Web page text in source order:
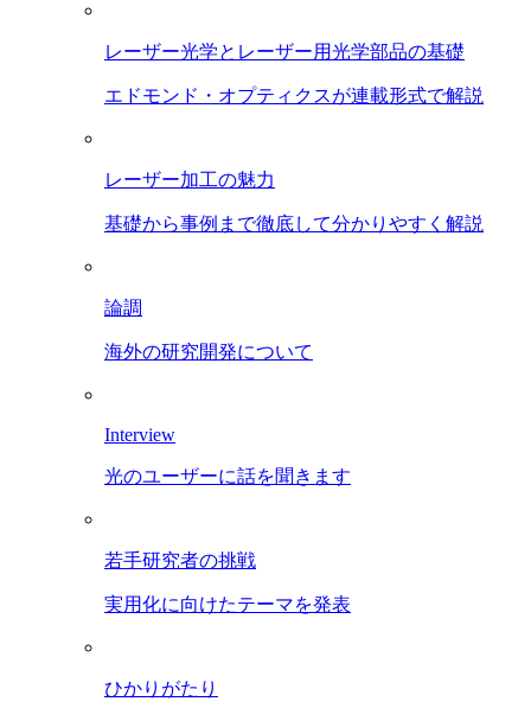
レーザー光学とレーザー用光学部品の基礎
エドモンド・オプティクスが連載形式で解説
レーザー加工の魅力
基礎から事例まで徹底して分かりやすく解説
論調
海外の研究開発について
Interview
光のユーザーに話を聞きます
若手研究者の挑戦
実用化に向けたテーマを発表
ひかりがたり